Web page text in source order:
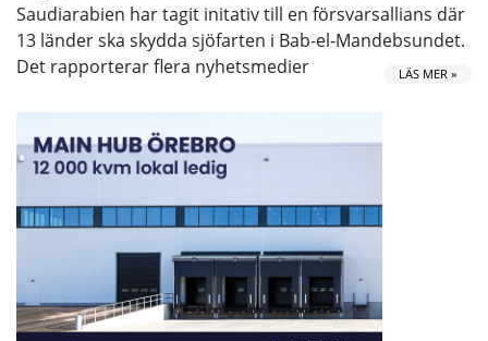
Saudiarabien har tagit initativ till en försvarsallians där
13 länder ska skydda sjöfarten i Bab-el-Mandebsundet.
Det rapporterar flera nyhetsmedier
LÄS MER »